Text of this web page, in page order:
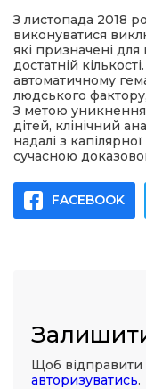
політика
місія
З листопада 2018
виконуватися
які призначені для
достатній
автоматичному
людського
З метою уникнення
дітей, клінічний
надалі з
сучасною
FACEBOOK
Щоб відправити
авторизуватись.